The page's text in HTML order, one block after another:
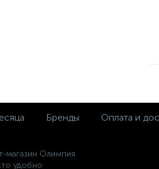
Бренды Оплата и
магазин Олимпия
удобно